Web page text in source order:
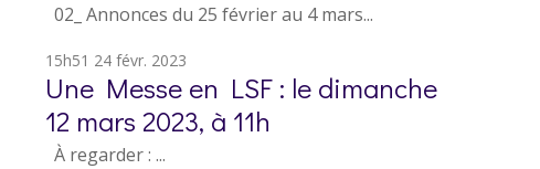
02_ Annonces du 25 février au 4 mars...
15h51 24 févr. 2023
Une Messe en LSF : le dimanche
12 mars 2023, à 11h
À regarder : ...